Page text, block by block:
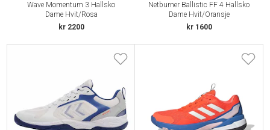
Wave Momentum 3 Hallsko
Dame Hvit/Rosa
kr 2200
Netburner Ballistic FF 4 Hallsko
Dame Hvit/Oransje
kr 1600